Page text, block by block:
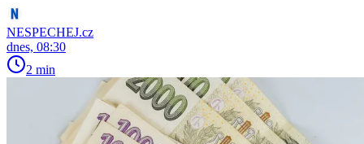
NESPECHEJ.cz
dnes, 08:30
2 min